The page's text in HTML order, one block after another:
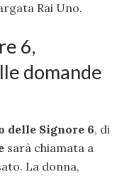
Rai Uno.
6,
domande
delle Signore 6, di
sarà chiamata a
La donna,